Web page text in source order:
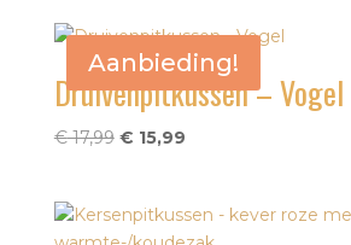
Aanbieding!
Druivenpitkussen – Vogel
€17,99 Oorspronkelijke
€ 17,99.
€ 15,99Huidige
€ 15,99.